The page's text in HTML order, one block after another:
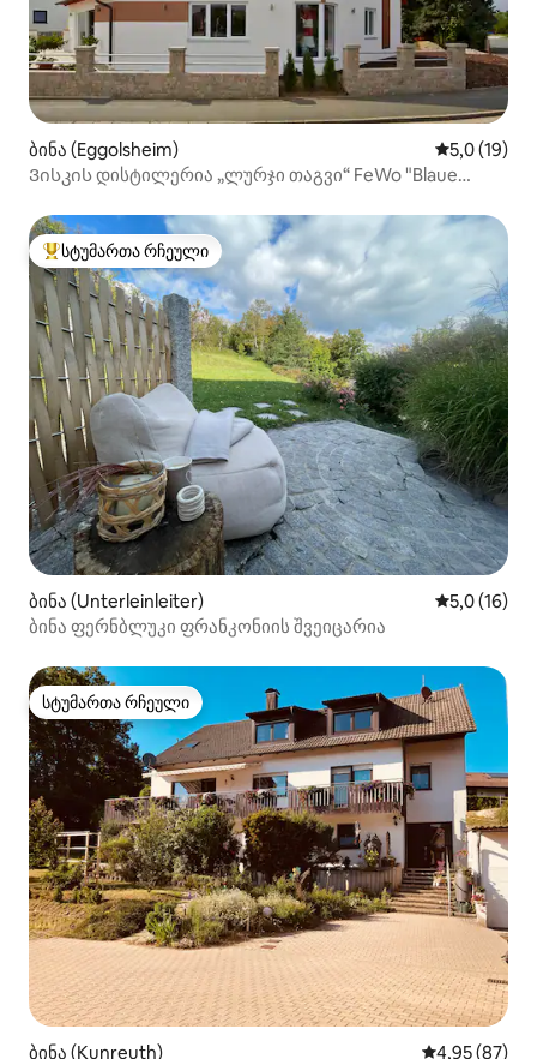
ბინა (Eggolsheim) საშუალო
5,0 (19)
Ვისკის დისტილერია „ლურჯი თაგვი“ FeWo "Blaue
სტუმართა რჩეული მოწინავე ვარიანტი
სტუმართა რჩეული
ბინა (Unterleinleiter) საშუალო
5,0 (16)
ბინა ფერნბლუკი ფრანკონიის შვეიცარია
სტუმართა რჩეული
სტუმართა რჩეული
ბინა (Kunreuth) საშუალო
4,95 (87)